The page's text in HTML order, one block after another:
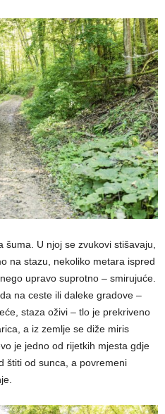
šuma. U njoj se zvukovi stišavaju,
na stazu, nekoliko metara ispred
upravo suprotno – smirujuće.
na ceste ili daleke gradove –
staza oživi – tlo je prekriveno
a iz zemlje se diže miris
je jedno od rijetkih mjesta gdje
štiti od sunca, a povremeni